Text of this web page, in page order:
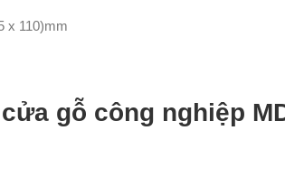
x 110)mm
cửa gỗ công nghiệp